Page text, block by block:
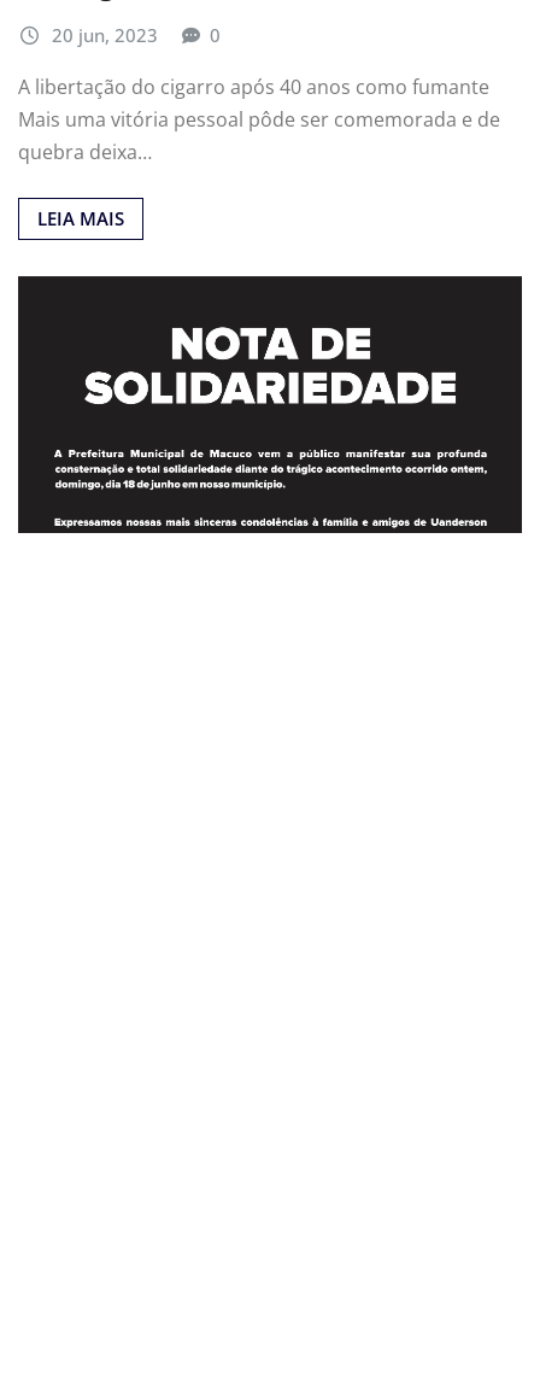
20 jun, 2023 0
A libertação do cigarro após 40 anos como fumante
Mais uma vitória pessoal pôde ser comemorada e de
quebra deixa…
LEIA MAIS